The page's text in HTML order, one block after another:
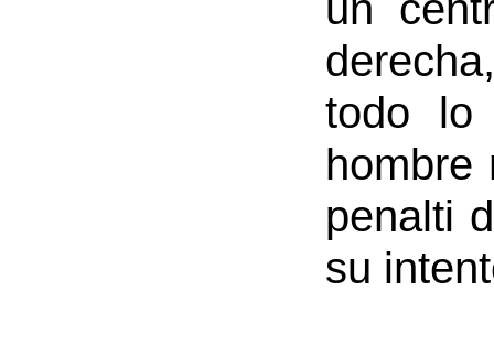
todo lo
hombre
penalti
su